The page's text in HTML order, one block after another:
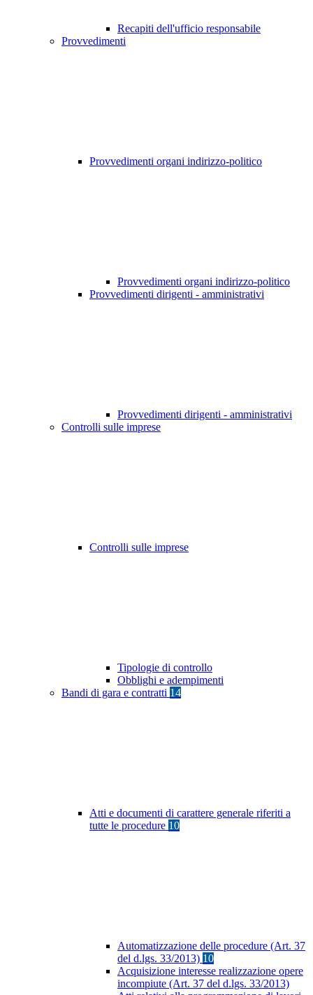
Recapiti dell'ufficio responsabile
Provvedimenti
Provvedimenti organi indirizzo-politico
Provvedimenti organi indirizzo-politico
Provvedimenti dirigenti - amministrativi
Provvedimenti dirigenti - amministrativi
Controlli sulle imprese
Controlli sulle imprese
Tipologie di controllo
Obblighi e adempimenti
Bandi di gara e contratti 14
Atti e documenti di carattere generale riferiti a
tutte le procedure 10
Automatizzazione delle procedure (Art. 37
del d.lgs. 33/2013) 10
Acquisizione interesse realizzazione opere
incompiute (Art. 37 del d.lgs. 33/2013)